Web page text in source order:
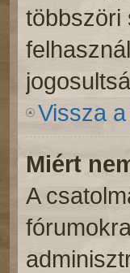
többszöri
Vissza
Miért
A